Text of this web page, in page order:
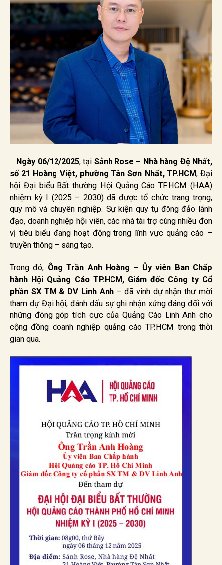
Ngày 06/12/2025, tại Sảnh Rose – Nhà hàng Đệ Nhất,
số 21 Hoàng Việt, phường Tân Sơn Nhất, TP.HCM, Đại
hội Đại biểu Bất thường Hội Quảng Cáo TP.HCM (HAA)
nhiệm kỳ I (2025 – 2030) đã được tổ chức trang trọng,
quy mô và chuyên nghiệp. Sự kiện quy tụ đông đảo lãnh
đạo, doanh nghiệp hội viên, các nhà tài trợ cùng nhiều đơn
vị tiêu biểu đang hoạt động trong lĩnh vực quảng cáo –
truyền thông – sáng tạo.
Trong đó, Ông Trần Anh Hoàng – Ủy viên Ban Chấp
hành Hội Quảng Cáo TP.HCM, Giám đốc Công ty Cổ
phần SX TM & DV Linh Anh– đã vinh dự nhận thư mời
tham dự Đại hội, đánh dấu sự ghi nhận xứng đáng đối với
những đóng góp tích cực của Quảng Cáo Linh Anh cho
cộng đồng doanh nghiệp quảng cáo TP.HCM trong thời
gian qua.